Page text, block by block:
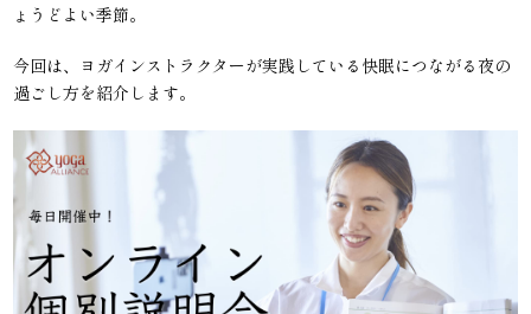
ょうどよい季節。
今回は、ヨガインストラクターが実践している快眠につながる夜の
過ごし方を紹介します。